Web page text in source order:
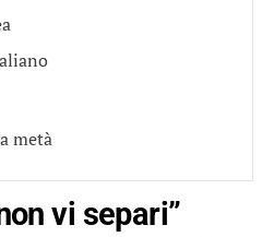
metà
vi separi”